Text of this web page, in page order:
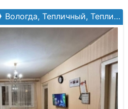
Вологда, Тепличный, Тепличный, №13